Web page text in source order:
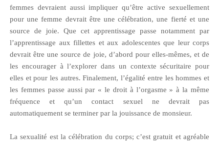
femmes devraient aussi impliquer qu’être active sexuellement
pour une femme devrait être une célébration, une fierté et une
source de joie. Que cet apprentissage passe notamment par
l’apprentissage aux fillettes et aux adolescentes que leur corps
devrait être une source de joie, d’abord pour elles-mêmes, et de
les encourager à l’explorer dans un contexte sécuritaire pour
elles et pour les autres. Finalement, l’égalité entre les hommes et
les femmes passe aussi par « le droit à l’orgasme » à la même
fréquence et qu’un contact sexuel ne devrait pas
automatiquement se terminer par la jouissance de monsieur.
La sexualité est la célébration du corps; c’est gratuit et agréable